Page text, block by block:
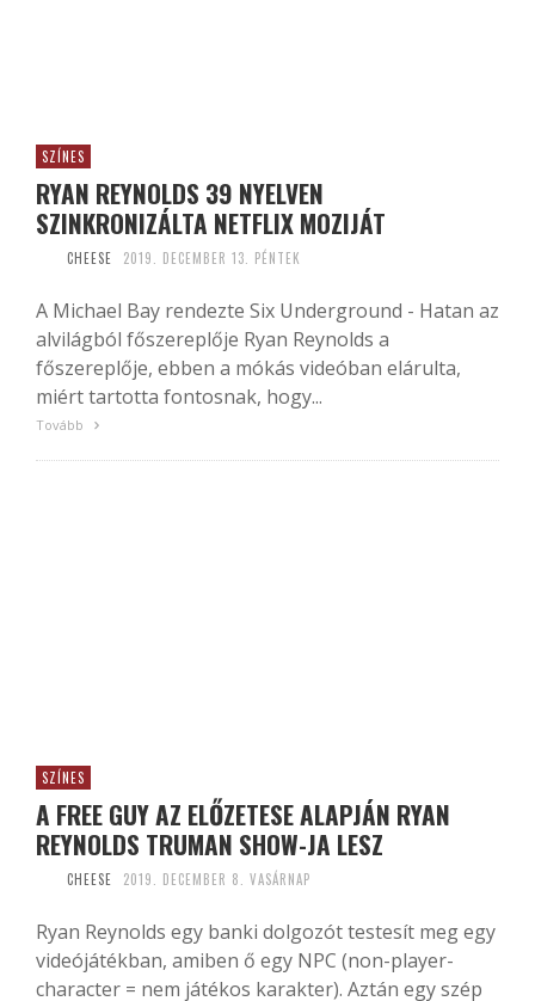
SZÍNES
RYAN REYNOLDS 39 NYELVEN
SZINKRONIZÁLTA NETFLIX MOZIJÁT
CHEESE 2019. DECEMBER 13. PÉNTEK
A Michael Bay rendezte Six Underground - Hatan az
alvilágból főszereplője Ryan Reynolds a
főszereplője, ebben a mókás videóban elárulta,
miért tartotta fontosnak, hogy...
Tovább
SZÍNES
A FREE GUY AZ ELŐZETESE ALAPJÁN RYAN
REYNOLDS TRUMAN SHOW-JA LESZ
CHEESE 2019. DECEMBER 8. VASÁRNAP
Ryan Reynolds egy banki dolgozót testesít meg egy
videójátékban, amiben ő egy NPC (non-player-
character = nem játékos karakter). Aztán egy szép